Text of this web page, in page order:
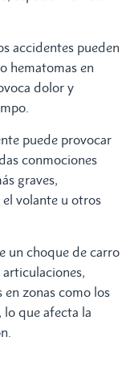
accidentes pueden
hematomas en
dolor y
puede provocar
conmociones
graves,
el volante u otros
un choque de carro
zonas como los
lo que afecta la